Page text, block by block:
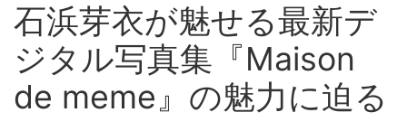
石浜芽衣が魅せる最新デ
ジタル写真集『Maison
de meme』の魅力に迫る